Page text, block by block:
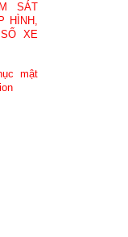
SÁT
HÌNH,
XE
mật